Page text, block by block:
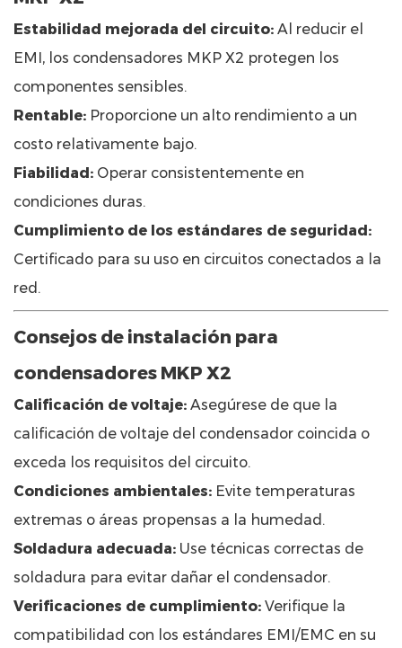
Estabilidad mejorada del circuito: Al reducir el
EMI, los condensadores MKP X2 protegen los
componentes sensibles.
Rentable: Proporcione un alto rendimiento a un
costo relativamente bajo.
Fiabilidad: Operar consistentemente en
condiciones duras.
Cumplimiento de los estándares de seguridad:
Certificado para su uso en circuitos conectados a la
red.
Consejos de instalación para
condensadores MKP X2
Calificación de voltaje: Asegúrese de que la
calificación de voltaje del condensador coincida o
exceda los requisitos del circuito.
Condiciones ambientales: Evite temperaturas
extremas o áreas propensas a la humedad.
Soldadura adecuada: Use técnicas correctas de
soldadura para evitar dañar el condensador.
Verificaciones de cumplimiento: Verifique la
compatibilidad con los estándares EMI/EMC en su